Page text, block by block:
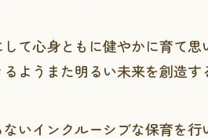
て心身ともに健やかに育て思
ようまた明るい未来を創造
いインクルーシブな保育を行